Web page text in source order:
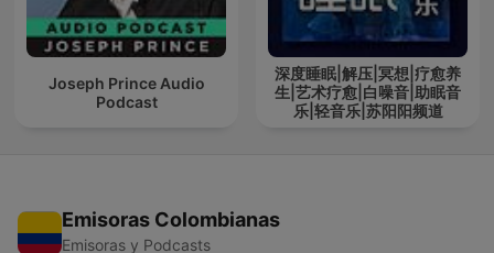
Joseph Prince Audio
Podcast
深度睡眠|解压|冥想|疗愈养
生|艺术疗愈|白噪音|助眠音
乐|轻音乐|苏阳阳频道
Emisoras Colombianas
Emisoras y Podcasts